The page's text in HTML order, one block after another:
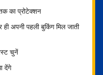
का प्रोटेक्शन
अपनी पहली बुकिंग मिल जाती
चुनें
देंगे